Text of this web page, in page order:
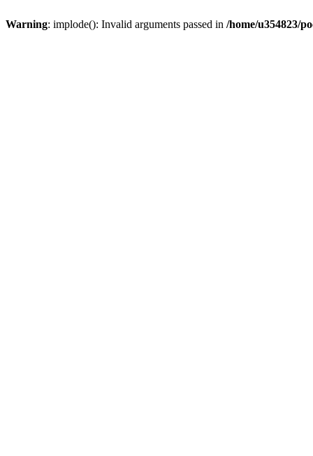
Warning: implode(): Invalid arguments passed in /home/u354823/